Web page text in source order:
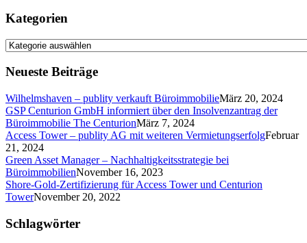
Kategorien
Kategorien
Neueste Beiträge
Wilhelmshaven – publity verkauft BüroimmobilieMärz 20, 2024
GSP Centurion GmbH informiert über den Insolvenzantrag der
Büroimmobilie The CenturionMärz 7, 2024
Access Tower – publity AG mit weiteren VermietungserfolgFebruar
21, 2024
Green Asset Manager – Nachhaltigkeitsstrategie bei
BüroimmobilienNovember 16, 2023
Shore-Gold-Zertifizierung für Access Tower und Centurion
TowerNovember 20, 2022
Schlagwörter